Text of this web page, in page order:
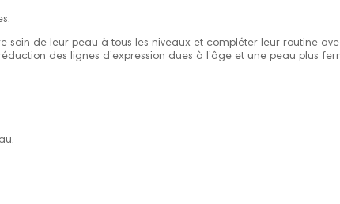
soin de leur peau à tous les niveaux et compléter leur routine
des lignes d’expression dues à l’âge et une peau plus